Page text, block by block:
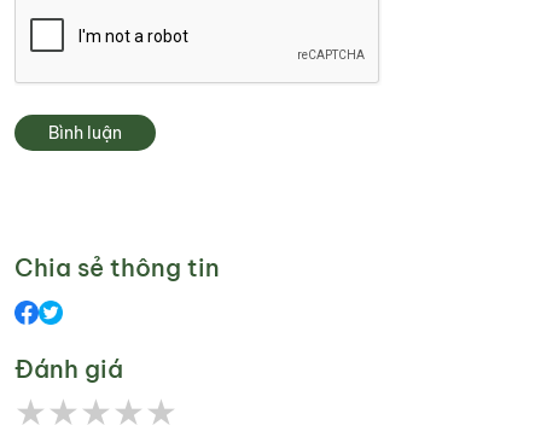
Bình luận
Chia sẻ thông tin
Đánh giá
★★★★★